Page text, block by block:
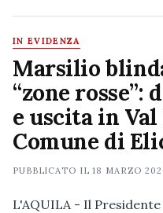
IN EVIDENZA
Marsilio
“zone
e uscita in Val
Comune di
PUBBLICATO IL18 MARZO
L'AQUILA - Il